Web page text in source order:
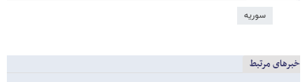
سوریه
خبرهای مرتبط